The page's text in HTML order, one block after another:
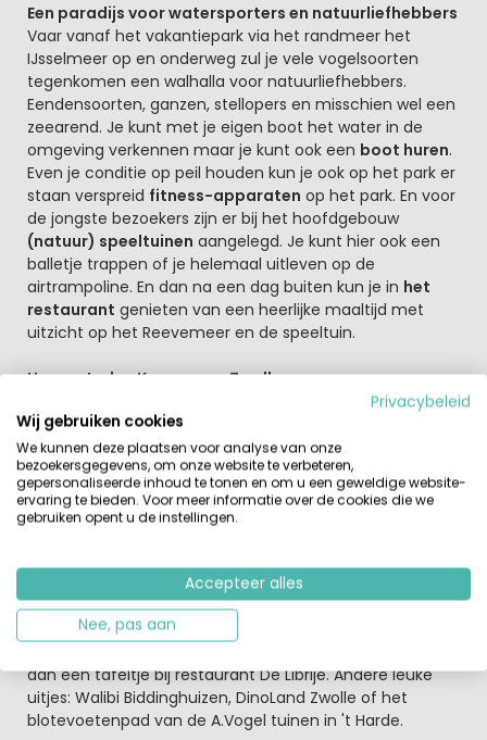
Een paradijs voor watersporters en natuurliefhebbers
Vaar vanaf het vakantiepark via het randmeer het
IJsselmeer op en onderweg zul je vele vogelsoorten
tegenkomen een walhalla voor natuurliefhebbers.
Eendensoorten, ganzen, stellopers en misschien wel een
zeearend. Je kunt met je eigen boot het water in de
omgeving verkennen maar je kunt ook een boot huren.
Even je conditie op peil houden kun je ook op het park er
staan verspreid fitness-apparaten op het park. En voor
de jongste bezoekers zijn er bij het hoofdgebouw
(natuur) speeltuinen aangelegd. Je kunt hier ook een
balletje trappen of je helemaal uitleven op de
airtrampoline. En dan na een dag buiten kun je in het
restaurant genieten van een heerlijke maaltijd met
uitzicht op het Reevemeer en de speeltuin.
Hanzesteden Kampen en Zwolle
In deze regio vind je diverse Hanzesteden. Slenter eens
door de straatjes van Elburg, Zwolle en Kampen en het
lijkt even of je hier in de Middeleeuwen bent. Zo dankt
Kampen haar bijnaam ‘Rotterdam van de Middeleeuwen’
aan de tijd dat het een florerende handelsstad was.
Neem een kijkje bij het Oude Raadhuis, de
de stadsmuren, de Melkmarkt en de Sassenpoort aan
het historische verleden. Wandel er door oude straatjes
of breng een bezoek aan Museum de Fundatie. En wil je
dan een tafeltje bij restaurant De Librije. Andere leuke
uitjes: Walibi Biddinghuizen, DinoLand Zwolle of het
blotevoetenpad van de A.Vogel tuinen in 't Harde.
Privacybeleid
Wij gebruiken cookies
We kunnen deze plaatsen voor analyse van onze
bezoekersgegevens, om onze website te verbeteren,
gepersonaliseerde inhoud te tonen en om u een geweldige website-
ervaring te bieden. Voor meer informatie over de cookies die we
gebruiken opent u de instellingen.
Accepteer alles
Nee, pas aan